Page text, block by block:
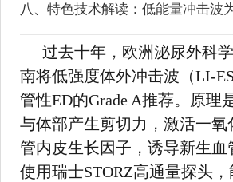
八、特色技术解读：低能量冲击波
过去十年，欧洲泌尿外科
南将低强度体外冲击波（LI-
管性ED的Grade A推荐。原理
与体部产生剪切力，激活一氧
管内皮生长因子，诱导新生血
使用瑞士STORZ高通量探头，